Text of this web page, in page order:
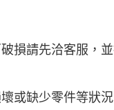
損請先洽客服，
或缺少零件等狀